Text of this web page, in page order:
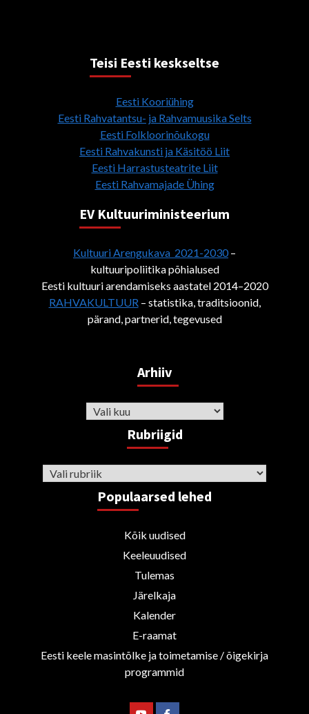
Teisi Eesti keskseltse
Eesti Kooriühing
Eesti Rahvatantsu- ja Rahvamuusika Selts
Eesti Folkloorinõukogu
Eesti Rahvakunsti ja Käsitöö Liit
Eesti Harrastusteatrite Liit
Eesti Rahvamajade Ühing
EV Kultuuriministeerium
Kultuuri Arengukava 2021-2030–
kultuuripoliitika põhialused
Eesti kultuuri arendamiseks aastatel 2014–2020
RAHVAKULTUUR– statistika, traditsioonid,
pärand, partnerid, tegevused
Arhiiv
Arhiiv
Rubriigid
Rubriigid
Populaarsed lehed
Kõik uudised
Keeleuudised
Tulemas
Järelkaja
Kalender
E-raamat
Eesti keele masintõlke ja toimetamise / õigekirja
programmid